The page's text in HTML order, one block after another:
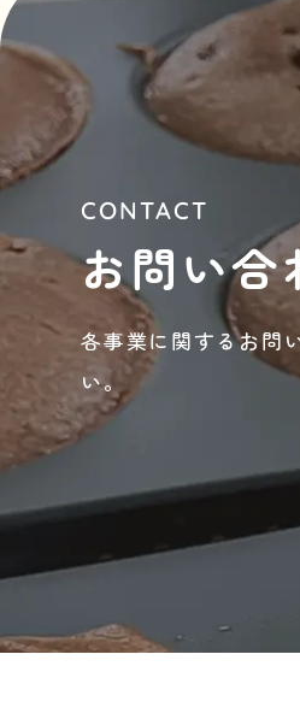
CONTACT
お問い合
各事業に関するお問
い。